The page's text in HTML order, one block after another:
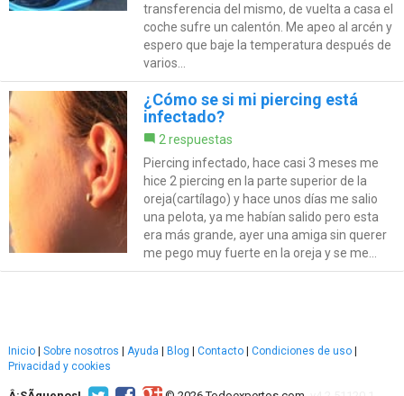
transferencia del mismo, de vuelta a casa el
coche sufre un calentón. Me apeo al arcén y
espero que baje la temperatura después de
varios...
¿Cómo se si mi piercing está
infectado?
2 respuestas
Piercing infectado, hace casi 3 meses me
hice 2 piercing en la parte superior de la
oreja(cartílago) y hace unos días me salio
una pelota, ya me habían salido pero esta
era más grande, ayer una amiga sin querer
me pego muy fuerte en la oreja y se me...
Inicio Sobre nosotros Ayuda Blog Contacto Condiciones de uso
Privacidad y cookies